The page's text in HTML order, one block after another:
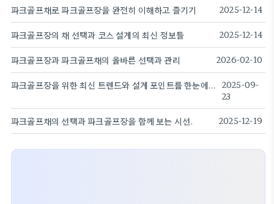
파크골프채로 파크골프장을 완전히 이해하고 즐기기 2025-12-14
파크골프장의 채 선택과 코스 설계의 최신 정보들 2025-12-14
파크골프장과 파크골프채의 올바른 선택과 관리 2026-02-10
파크골프장을 위한 최신 트렌드와 설계 포인트를 한눈에 알아보기
2025-09-
23
파크골프채의 선택과 파크골프장을 함께 보는 시선. 2025-12-19